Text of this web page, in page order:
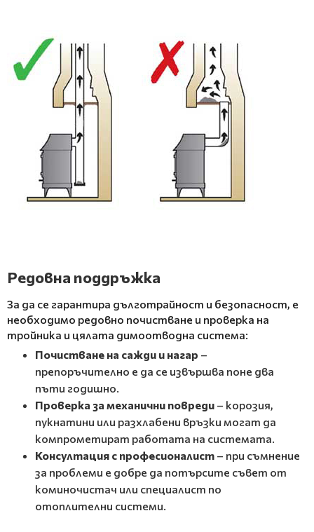
Редовна поддръжка
За да се гарантира дълготрайност и безопасност, е
необходимо редовно почистване и проверка на
тройника и цялата димоотводна система:
Почистване на сажди и нагар –
препоръчително е да се извършва поне два
пъти годишно.
Проверка за механични повреди – корозия,
пукнатини или разхлабени връзки могат да
компрометират работата на системата.
Консултация с професионалист – при съмнение
за проблеми е добре да потърсите съвет от
коминочистач или специалист по
отоплителни системи.